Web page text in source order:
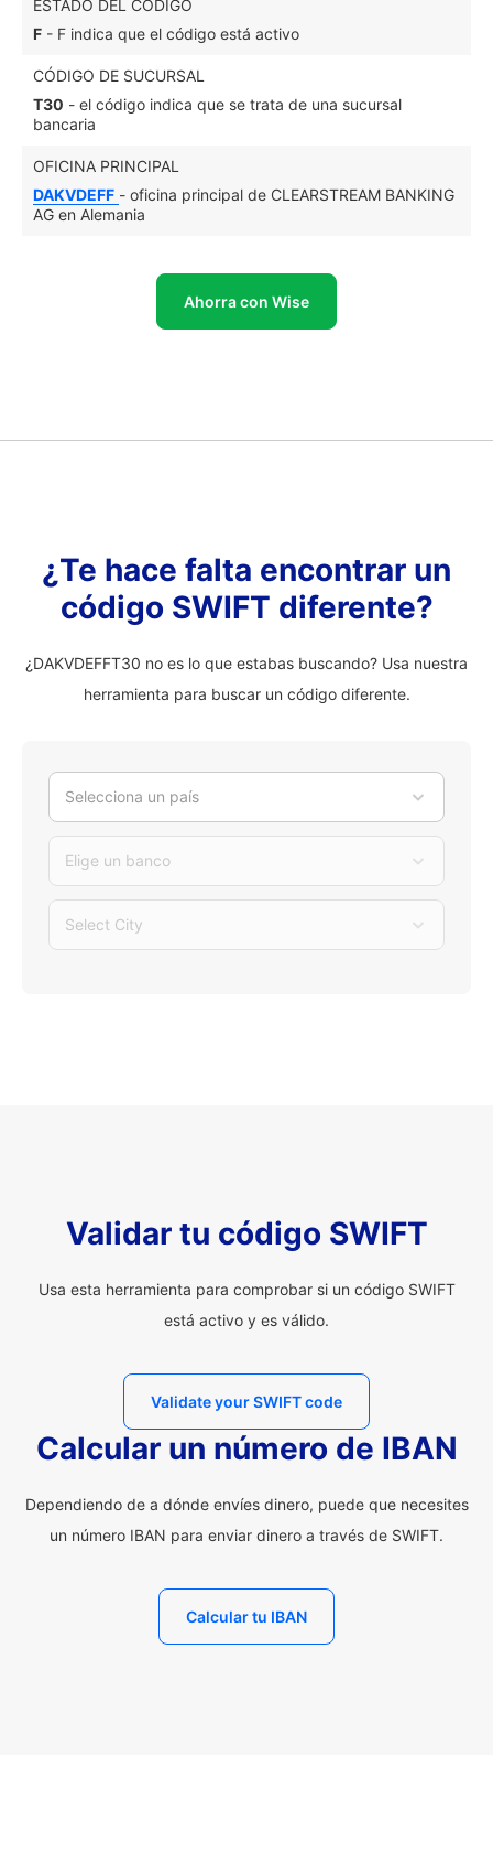
ESTADO DEL CÓDIGO
F - F indica que el código está activo
CÓDIGO DE SUCURSAL
T30 - el código indica que se trata de una sucursal
bancaria
OFICINA PRINCIPAL
DAKVDEFF - oficina principal de CLEARSTREAM BANKING
AG en Alemania
Ahorra con Wise
¿Te hace falta encontrar un
código SWIFT diferente?
¿DAKVDEFFT30 no es lo que estabas buscando? Usa nuestra
herramienta para buscar un código diferente.
Selecciona un país
Elige un banco
Select City
Validar tu código SWIFT
Usa esta herramienta para comprobar si un código SWIFT
está activo y es válido.
Validate your SWIFT code
Calcular un número de IBAN
Dependiendo de a dónde envíes dinero, puede que necesites
un número IBAN para enviar dinero a través de SWIFT.
Calcular tu IBAN